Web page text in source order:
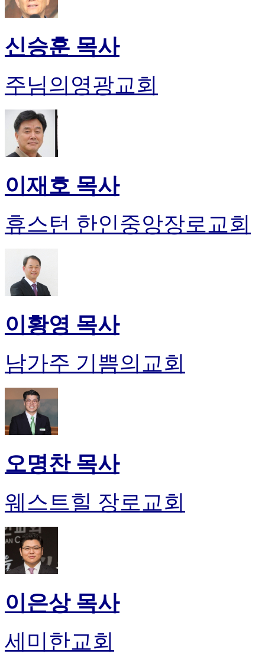
신승훈 목사
주님의영광교회
이재호 목사
휴스턴 한인중앙장로교회
이황영 목사
남가주 기쁨의교회
오명찬 목사
웨스트힐 장로교회
이은상 목사
세미한교회